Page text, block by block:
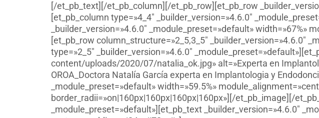
[/et_pb_text][/et_pb_column][/et_pb_row][et_pb_row
[et_pb_column type=»4_4″ _builder_version=»4.6.0″
_builder_version=»4.6.0″ _module_preset=»default»
[et_pb_row column_structure=»2_5,3_5″ _builder_version=»4.6.0″
type=»2_5″ _builder_version=»4.6.0″
content/uploads/2020/07/natalia_ok.jpg» alt=»Experta en
OROA_Doctora Natalía García experta en Implantologia y
_module_preset=»default» width=»59.5%»
border_radii=»on|160px|160px|160px|160px»][/et_pb_image][/
_module_preset=»default»][et_pb_text _builder_version=»4.6.0″